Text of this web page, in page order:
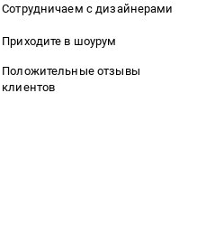
Сотрудничаем с дизайнерами
Приходите в шоурум
Положительные отзывы
клиентов